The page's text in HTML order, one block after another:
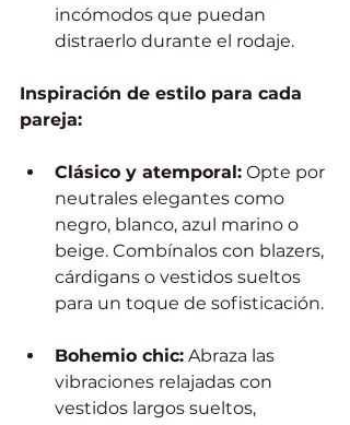
incómodos que puedan
distraerlo durante el rodaje.
Inspiración de estilo para cada
pareja:
Clásico y atemporal: Opte por
neutrales elegantes como
negro, blanco, azul marino o
beige. Combínalos con blazers,
cárdigans o vestidos sueltos
para un toque de sofisticación.
Bohemio chic: Abraza las
vibraciones relajadas con
vestidos largos sueltos,